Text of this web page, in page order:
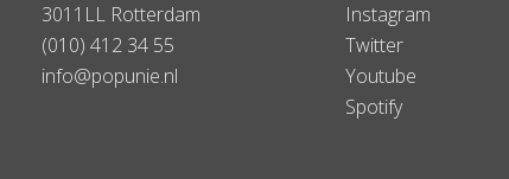
3011LL Rotterdam
(010) 412 34 55
info@popunie.nl
Instagram
Twitter
Youtube
Spotify